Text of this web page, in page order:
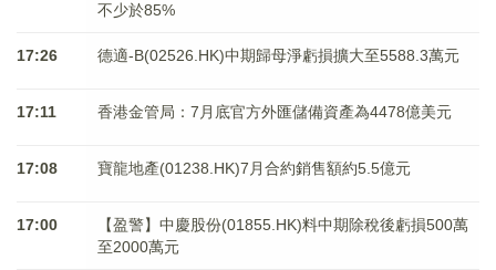
不少於85%
17:26 德適-B(02526.HK)中期歸母淨虧損擴大至5588.3萬元
17:11 香港金管局：7月底官方外匯儲備資產為4478億美元
17:08 寶龍地產(01238.HK)7月合約銷售額約5.5億元
17:00
【盈警】中慶股份(01855.HK)料中期除稅後虧損500萬
至2000萬元